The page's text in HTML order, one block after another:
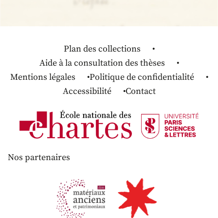
Plan des collections
Aide à la consultation des thèses
Mentions légales
Politique de confidentialité
Accessibilité
Contact
Nos partenaires